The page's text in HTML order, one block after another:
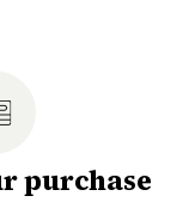
purchase